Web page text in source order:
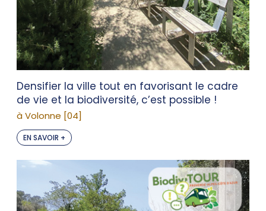
Densifier la ville tout en favorisant le cadre
de vie et la biodiversité, c’est possible !
à Volonne [04]
EN SAVOIR +